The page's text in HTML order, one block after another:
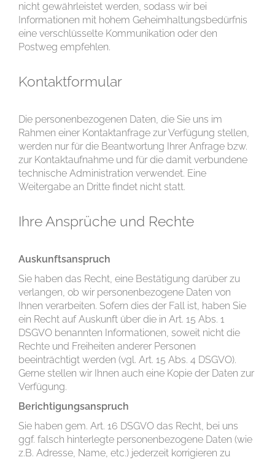
nicht gewährleistet werden, sodass wir bei
Informationen mit hohem Geheimhaltungsbedürfnis
eine verschlüsselte Kommunikation oder den
Postweg empfehlen.
Kontaktformular
Die personenbezogenen Daten, die Sie uns im
Rahmen einer Kontaktanfrage zur Verfügung stellen,
werden nur für die Beantwortung Ihrer Anfrage bzw.
zur Kontaktaufnahme und für die damit verbundene
technische Administration verwendet. Eine
Weitergabe an Dritte findet nicht statt.
Ihre Ansprüche und Rechte
Auskunftsanspruch
Sie haben das Recht, eine Bestätigung darüber zu
verlangen, ob wir personenbezogene Daten von
Ihnen verarbeiten. Sofern dies der Fall ist, haben Sie
ein Recht auf Auskunft über die in Art. 15 Abs. 1
DSGVO benannten Informationen, soweit nicht die
Rechte und Freiheiten anderer Personen
beeinträchtigt werden (vgl. Art. 15 Abs. 4 DSGVO).
Gerne stellen wir Ihnen auch eine Kopie der Daten zur
Verfügung.
Berichtigungsanspruch
Sie haben gem. Art. 16 DSGVO das Recht, bei uns
ggf. falsch hinterlegte personenbezogene Daten (wie
z.B. Adresse, Name, etc.) jederzeit korrigieren zu